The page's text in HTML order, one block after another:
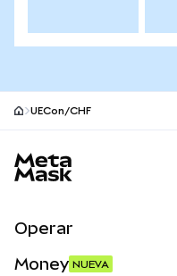
UECon/CHF
Operar
Money NUEVA